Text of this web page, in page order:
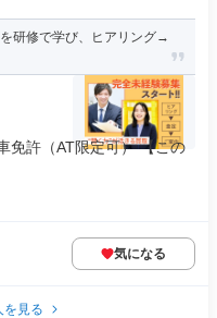
研修で学び、ヒアリング→
免許（AT限定可） 【この
気になる
を見る